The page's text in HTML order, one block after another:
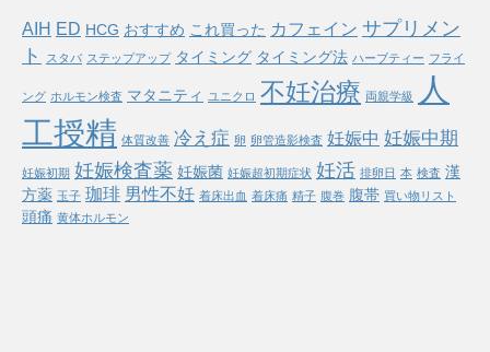
AIH ED HCG おすすめ これ買った カフェイン サプリメン
ト
スタバ ステップアップ タイミング タイミング法 ハーブティー フライ
ング ホルモン検査 マタニティ ユニクロ 不妊治療 両親学級
人
工授精 体質改善 冷え症 卵 卵管造影検査 妊娠中 妊娠中期
妊娠初期 妊娠検査薬 妊娠菌 妊娠超初期症状 妊活 排卵日 本 検査 漢
方薬 玉子 珈琲 男性不妊 着床出血 着床痛 精子 腹巻 腹帯 買い物リスト
頭痛 黄体ホルモン